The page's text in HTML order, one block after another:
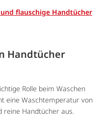
flauschige Handtücher
Handtücher
Rolle beim Waschen
eine Waschtemperatur von
reine Handtücher aus.